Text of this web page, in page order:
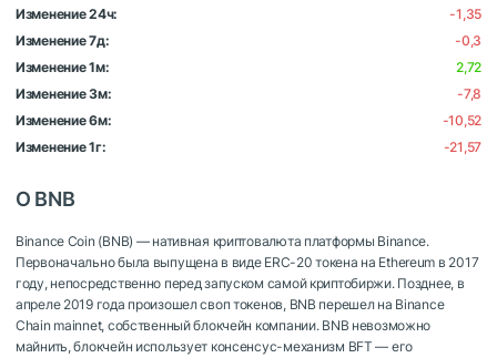
Изменение 24ч:
-1,35
Изменение 7д:
-0,3
Изменение 1м:
2,72
Изменение 3м:
-7,8
Изменение 6м:
-10,52
Изменение 1г:
-21,57
О BNB
Binance Coin (BNB) — нативная криптовалюта платформы Binance.
Первоначально была выпущена в виде ERC-20 токена на Ethereum в 2017
году, непосредственно перед запуском самой криптобиржи. Позднее, в
апреле 2019 года произошел своп токенов, BNB перешел на Binance
Chain mainnet, собственный блокчейн компании. BNB невозможно
майнить, блокчейн использует консенсус-механизм BFT — его